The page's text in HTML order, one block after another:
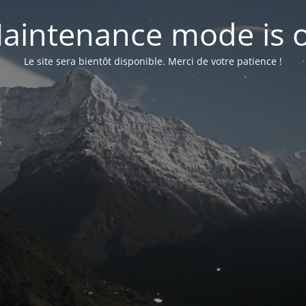
mode is
Le site sera bientôt disponible. Merci de votre patience !